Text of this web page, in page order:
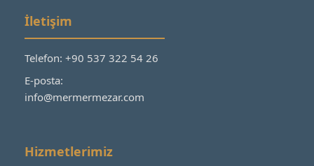
İletişim
Telefon: +90 537 322 54 26
E-posta:
info@mermermezar.com
Hizmetlerimiz